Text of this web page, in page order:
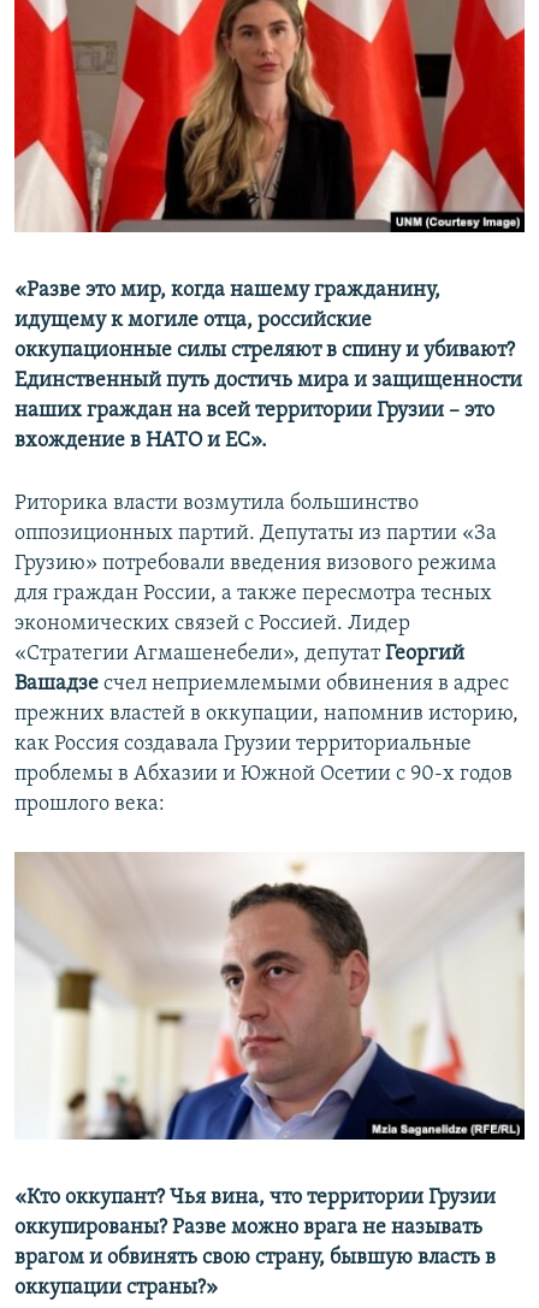
«Разве это мир, когда нашему гражданину,
идущему к могиле отца, российские
оккупационные силы стреляют в спину и убивают?
Единственный путь достичь мира и защищенности
наших граждан на всей территории Грузии – это
вхождение в НАТО и ЕС».
Риторика власти возмутила большинство
оппозиционных партий. Депутаты из партии «За
Грузию» потребовали введения визового режима
для граждан России, а также пересмотра тесных
экономических связей с Россией. Лидер
«Стратегии Агмашенебели», депутатГеоргий
Вашадзе счел неприемлемыми обвинения в адрес
прежних властей в оккупации, напомнив историю,
как Россия создавала Грузии территориальные
проблемы в Абхазии и Южной Осетии с 90-х годов
прошлого века:
«Кто оккупант? Чья вина, что территории Грузии
оккупированы? Разве можно врага не называть
врагом и обвинять свою страну, бывшую власть в
оккупации страны?»